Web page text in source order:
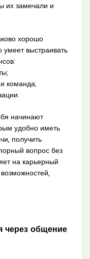
их замечали и
хорошо
умеет выстраивать
команда;
начинают
удобно иметь
получить
вопрос без
на карьерный
через общение